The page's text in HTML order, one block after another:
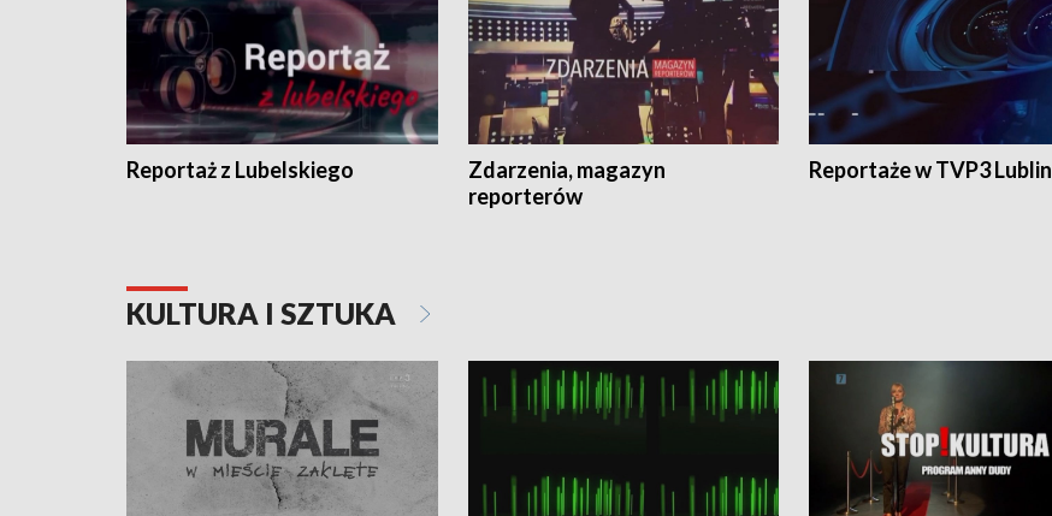
Reportaż z Lubelskiego
Zdarzenia, magazyn
reporterów
Reportaże w TVP3 Lublin
KULTURA I SZTUKA